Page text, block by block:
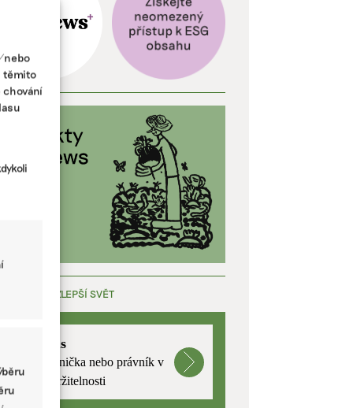
nebo
těmito
chování
KTERÁ ZLEPŠÍ SVĚT
mutualus
Stáž: právnička nebo právník v
oblasti udržitelnosti